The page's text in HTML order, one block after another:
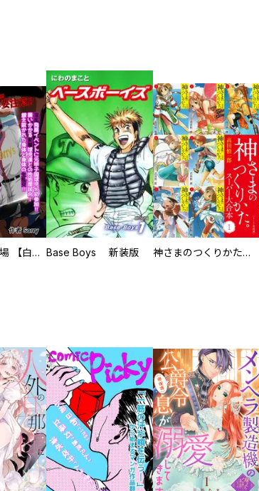
初めての発展場 【白抜き修正版】 Base Boys 新装版 神さまのつくりかた。スーパー大合本